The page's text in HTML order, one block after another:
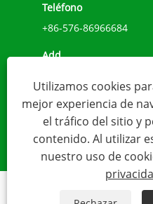
Teléfono
+86-576-86966684
Add
NO.1039, AVENIDA
WENLING, ZHEJIANG,
Correo electrónico
sales@younio.com
Utilizamos cookies
mejor experiencia de
el tráfico del sitio y
contenido. Al utilizar
nuestro uso de